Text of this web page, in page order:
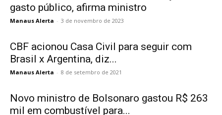
gasto público, afirma ministro
Manaus Alerta - 3 de novembro de 2023
CBF acionou Casa Civil para seguir com
Brasil x Argentina, diz...
Manaus Alerta - 8 de setembro de 2021
Novo ministro de Bolsonaro gastou R$ 263
mil em combustível para...